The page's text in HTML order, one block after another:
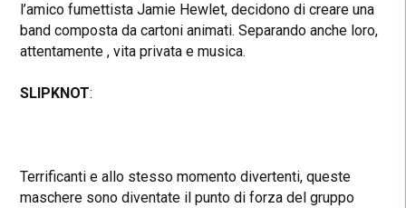
l’amico fumettista Jamie Hewlet, decidono di creare una
band composta da cartoni animati. Separando anche loro,
attentamente , vita privata e musica.
SLIPKNOT:
Terrificanti e allo stesso momento divertenti, queste
maschere sono diventate il punto di forza del gruppo